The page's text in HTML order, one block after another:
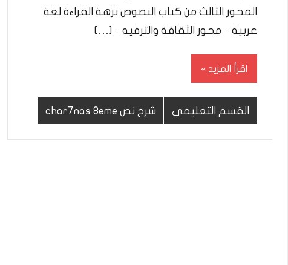
المحور الثالث من كتاب النصوص نزهة القراءة لغة
عربية – محور الثقافة والترفيه – […]
اقرأ المزيد
القسم التعليمي شرح نص char7nas 8eme